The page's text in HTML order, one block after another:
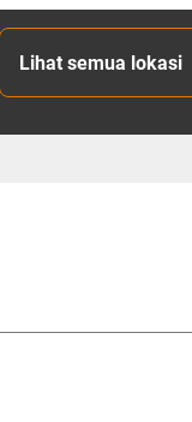
Lihat semua lokasi